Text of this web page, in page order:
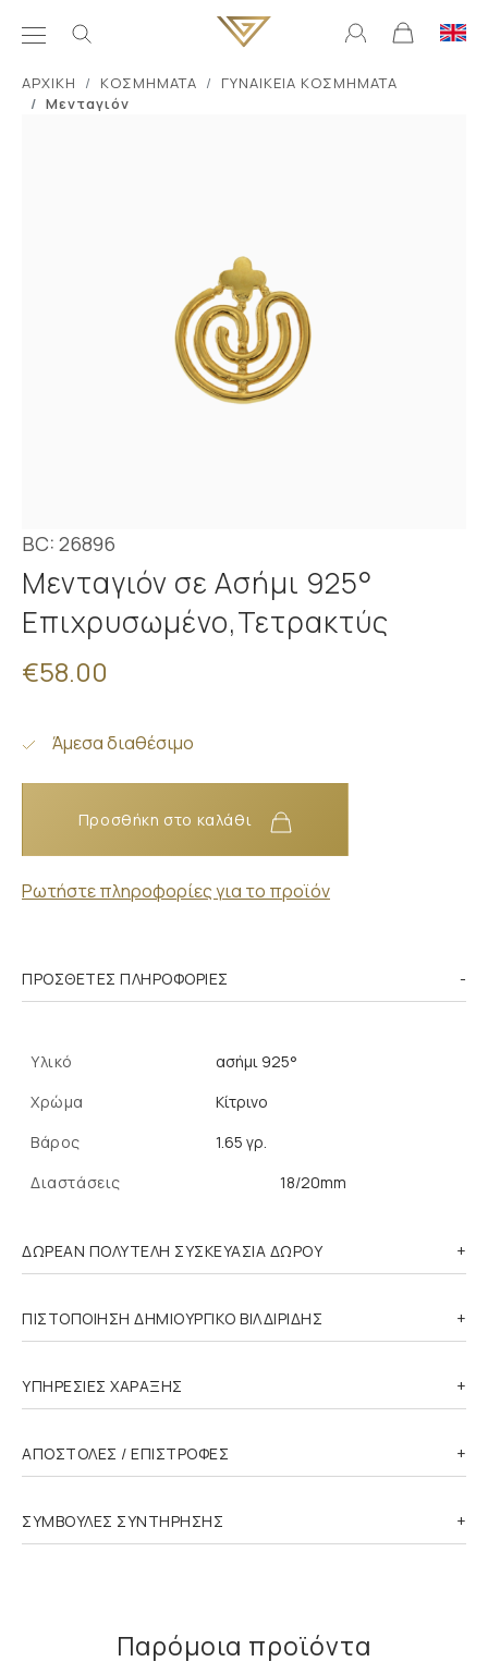
ΑΡΧΙΚΗ ΚΟΣΜΗΜΑΤΑ
ΓΥΝΑΙΚΕΙΑ ΚΟΣΜΗΜΑΤΑ
Μενταγιόν
BC: 26896
Μενταγιόν σε Ασήμι 925°
Επιχρυσωμένο,Τετρακτύς
€58.00
Άμεσα διαθέσιμο
Προσθήκη στο καλάθι
Ρωτήστε πληροφορίες για το προϊόν
ΠΡΌΣΘΕΤΕΣ ΠΛΗΡΟΦΟΡΊΕΣ
Υλικό
ασήμι 925°
Χρώμα
Κίτρινο
Βάρος
1.65 γρ.
Διαστάσεις
18/20mm
ΔΩΡΕΑΝ ΠΟΛΥΤΕΛΗ ΣΥΣΚΕΥΑΣΙΑ ΔΩΡΟΥ
ΠΙΣΤΟΠΟΙΗΣΗ ΔΗΜΙΟΥΡΓΙΚΟ ΒΙΛΔΙΡΙΔΗΣ
ΥΠΗΡΕΣΙΕΣ ΧΑΡΑΞΗΣ
ΑΠΟΣΤΟΛΕΣ / ΕΠΙΣΤΡΟΦΕΣ
ΣΥΜΒΟΥΛΕΣ ΣΥΝΤΗΡΗΣΗΣ
Παρόμοια προϊόντα